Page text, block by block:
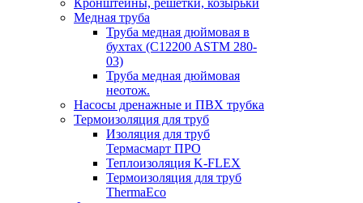
Кронштейны, решетки, козырьки
Медная труба
Труба медная дюймовая в
бухтах (C12200 ASTM 280-
03)
Труба медная дюймовая
неотож.
Насосы дренажные и ПВХ трубка
Термоизоляция для труб
Изоляция для труб
Термасмарт ПРО
Теплоизоляция K-FLEX
Термоизоляция для труб
ThermaEco